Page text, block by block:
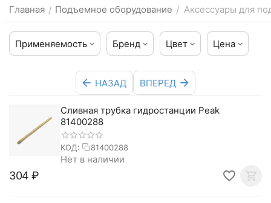
Главная / Подъемное оборудование / Аксессуары для
Применяемость Бренд Цвет Цена
НАЗАД ВПЕРЕД
Сливная трубка гидростанции Peak
81400288
КОД: 81400288
Нет в наличии
‍304‍ ₽